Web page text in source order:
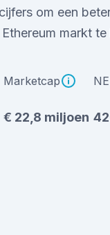
om een
markt te
Marketcap
€ 22,8 miljoen